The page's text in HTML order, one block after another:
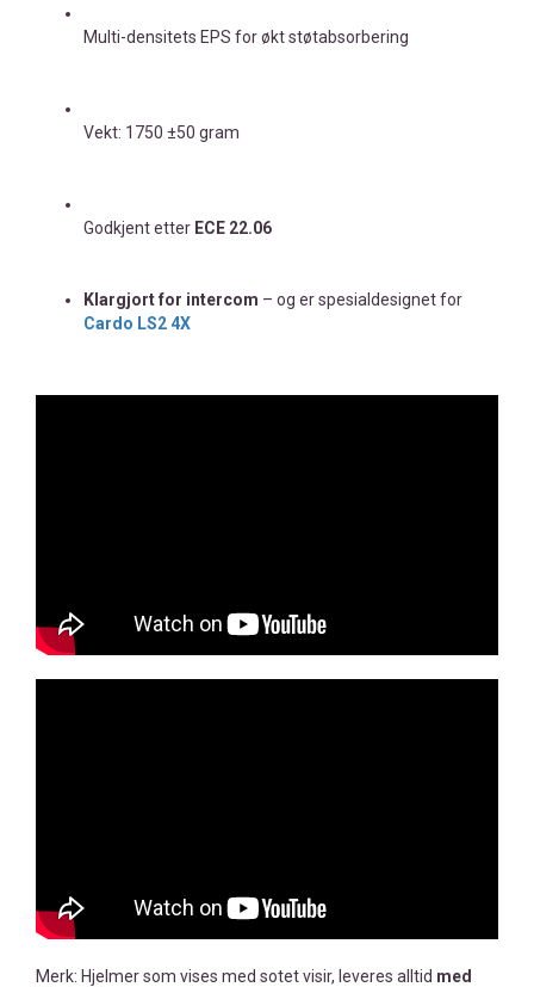
Multi-densitets EPS for økt støtabsorbering
Vekt: 1750 ±50 gram
Godkjent etter ECE 22.06
Klargjort for intercom – og er spesialdesignet for
Cardo LS2 4X
Merk: Hjelmer som vises med sotet visir, leveres alltid med